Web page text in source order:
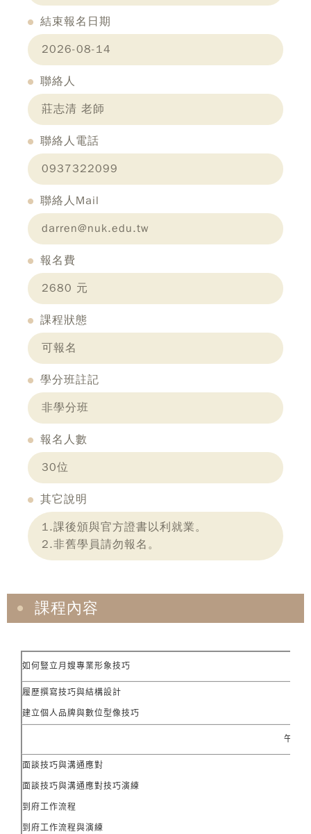
結束報名日期
2026-08-14
聯絡人
莊志清 老師
聯絡人電話
0937322099
聯絡人Mail
darren@nuk.edu.tw
報名費
2680 元
課程狀態
可報名
學分班註記
非學分班
報名人數
30位
其它說明
1.課後頒與官方證書以利就業。
2.非舊學員請勿報名。
課程內容
如何豎立月嫂專業形象技巧
履歷撰寫技巧與結構設計
建立個人品牌與數位型像技巧
午休
面談技巧與溝通應對
面談技巧與溝通應對技巧演練
到府工作流程
到府工作流程與演練